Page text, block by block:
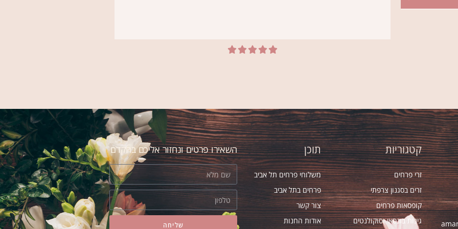





קטגוריות
זרי פרחים
זרים בסגנון צרפתי
קופסאות פרחים
גינות בונסאי וסוקולנטים
תוכן
משלוחי פרחים תל אביב
פרחים בתל אביב
צור קשר
אודות החנות
השאירו פרטים ונחזור אליכם בהקדם
שליחה